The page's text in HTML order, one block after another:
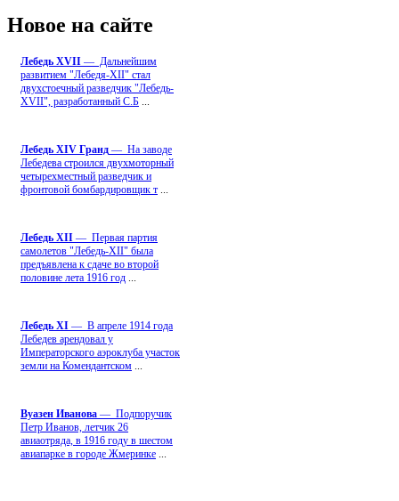
Новое на сайте
Лебедь ХVII — Дальнейшим
развитием "Лебедя-ХII" стал
двухстоечный разведчик "Лебедь-
XVII", разработанный С.Б
Лебедь ХIV Гранд — На заводе
Лебедева строился двухмоторный
четырехместный разведчик и
фронтовой бомбардировщик т
Лебедь ХII — Первая партия
самолетов "Лебедь-ХII" была
предъявлена к сдаче во второй
половине лета 1916 год
Лебедь ХI — В апреле 1914 года
Лебедев арендовал у
Императорского аэроклуба участок
земли на Комендантском
Вуазен Иванова — Подпоручик
Петр Иванов, летчик 26
авиаотряда, в 1916 году в шестом
авиапарке в городе Жмеринке